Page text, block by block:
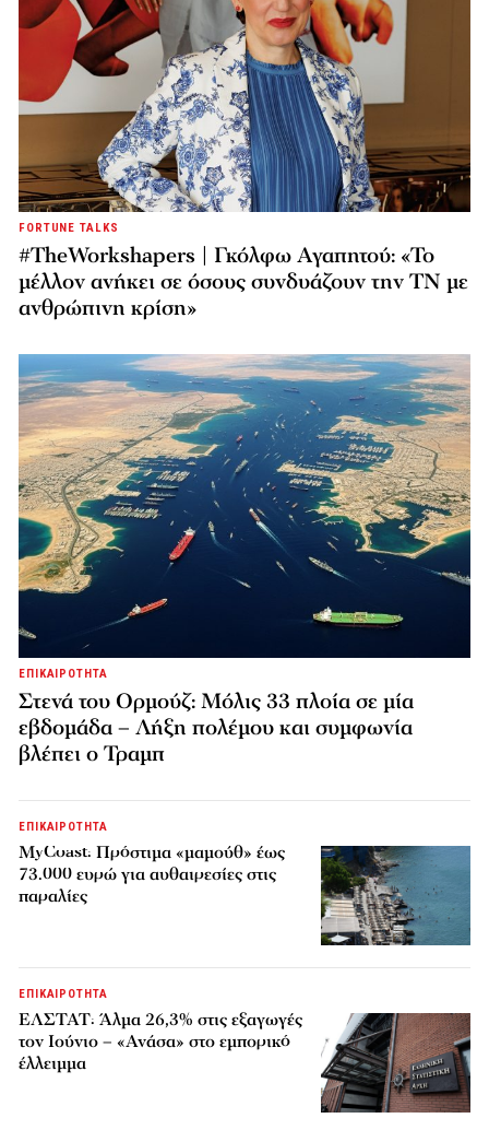
FORTUNE TALKS
#TheWorkshapers | Γκόλφω Αγαπητού: «Το
μέλλον ανήκει σε όσους συνδυάζουν την ΤΝ με
ανθρώπινη κρίση»
ΕΠΙΚΑΙΡΟΤΗΤΑ
Στενά του Ορμούζ: Μόλις 33 πλοία σε μία
εβδομάδα – Λήξη πολέμου και συμφωνία
βλέπει ο Τραμπ
ΕΠΙΚΑΙΡΟΤΗΤΑ
MyCoast: Πρόστιμα «μαμούθ» έως
73.000 ευρώ για αυθαιρεσίες στις
παραλίες
ΕΠΙΚΑΙΡΟΤΗΤΑ
ΕΛΣΤΑΤ: Άλμα 26,3% στις εξαγωγές
τον Ιούνιο – «Ανάσα» στο εμπορικό
έλλειμμα